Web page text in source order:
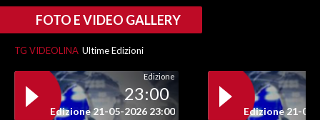
INSULARITÀ
INFO AZIENDE
ABBONATI
ANNUNCI
NECROLOGI
FOTO E VIDEO GALLERY
TG VIDEOLINA Ultime Edizioni
Edizione
23:00
Edizione 21-05-2026 23:00 Edizione 21-05-